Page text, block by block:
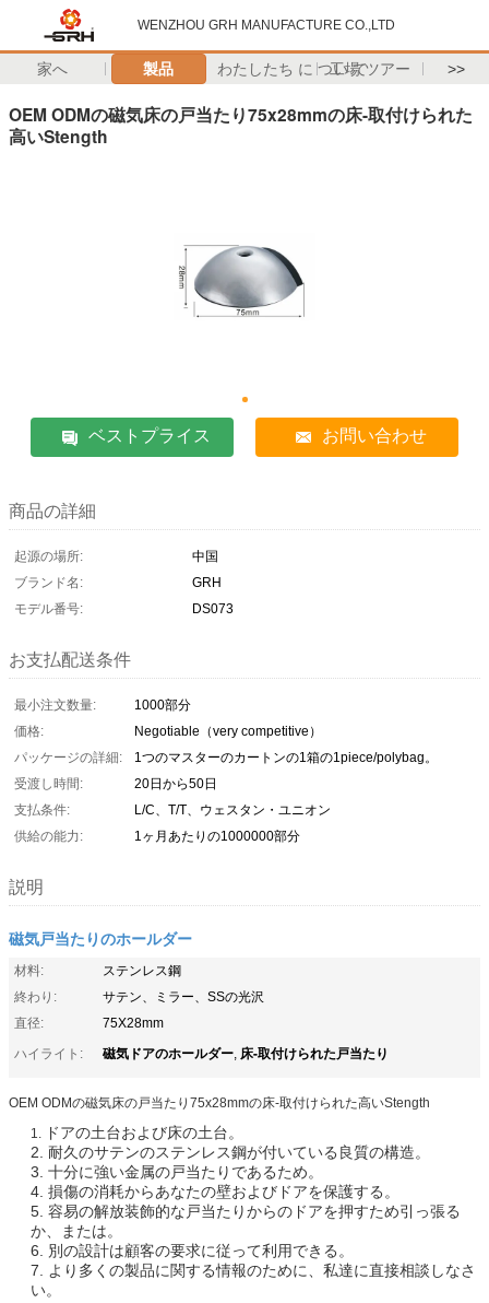
WENZHOU GRH MANUFACTURE CO.,LTD
家へ 製品 わたしたち に つい て工場 ツアー >>
OEM ODMの磁気床の戸当たり75x28mmの床-取付けられた
高いStength
ベストプライス お問い合わせ
商品の詳細
起源の場所:
中国
ブランド名:
GRH
モデル番号:
DS073
お支払配送条件
最小注文数量:
1000部分
価格:
Negotiable（very competitive）
パッケージの詳細:
1つのマスターのカートンの1箱の1piece/polybag。
受渡し時間:
20日から50日
支払条件:
L/C、T/T、ウェスタン・ユニオン
供給の能力:
1ヶ月あたりの1000000部分
説明
磁気戸当たりのホールダー
材料:
ステンレス鋼
終わり:
サテン、ミラー、SSの光沢
直径:
75X28mm
ハイライト:
磁気ドアのホールダー, 床-取付けられた戸当たり
OEM ODMの磁気床の戸当たり75x28mmの床-取付けられた高いStength
1. ドアの土台および床の土台。
2. 耐久のサテンのステンレス鋼が付いている良質の構造。
3. 十分に強い金属の戸当たりであるため。
4. 損傷の消耗からあなたの壁およびドアを保護する。
5. 容易の解放装飾的な戸当たりからのドアを押すため引っ張る
か、または。
6. 別の設計は顧客の要求に従って利用できる。
7. より多くの製品に関する情報のために、私達に直接相談しなさ
い。